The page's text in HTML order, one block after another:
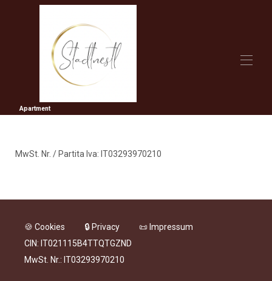
Apartment
Stadtnestl
Preise
MwSt. Nr. / Partita Iva: IT03293970210
🍪 Cookies 🔒 Privacy
📜 Impressum
CIN: IT021115B4TTQTGZND
MwSt. Nr.: IT03293970210